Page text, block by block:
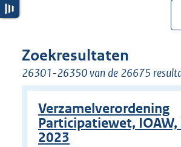
Zoekresultaten
26301-26350 van de 26675
Verzamelverordening
Participatiewet, IOAW,
2023